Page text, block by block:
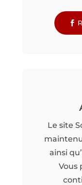
Le site
ainsi
Vous